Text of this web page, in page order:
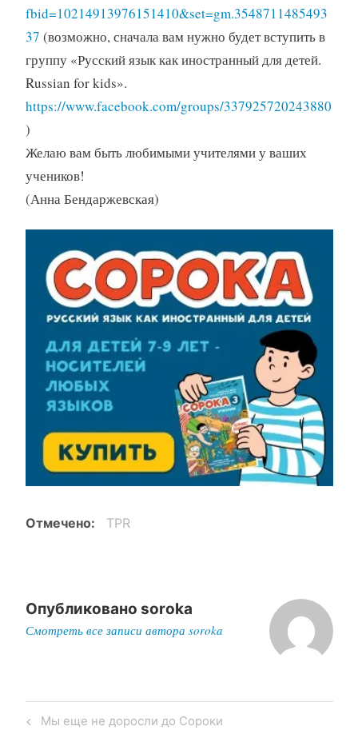
fbid=10214913976151410&set=gm.3548711485493
37 (возможно, сначала вам нужно будет вступить в
группу «Русский язык как иностранный для детей.
Russian for kids».
https://www.facebook.com/groups/337925720243880
)
Желаю вам быть любимыми учителями у ваших
учеников!
(Анна Бендаржевская)
Отмечено TPR
Опубликовано soroka
Смотреть все записи автора soroka
Post
Previous
Мы еще не доросли до Сороки